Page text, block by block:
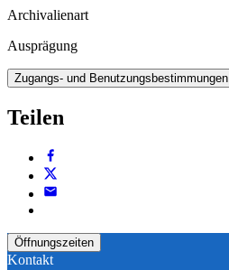
Archivalienart
Ausprägung
Zugangs- und Benutzungsbestimmungen
Teilen
Öffnungszeiten
Kontakt